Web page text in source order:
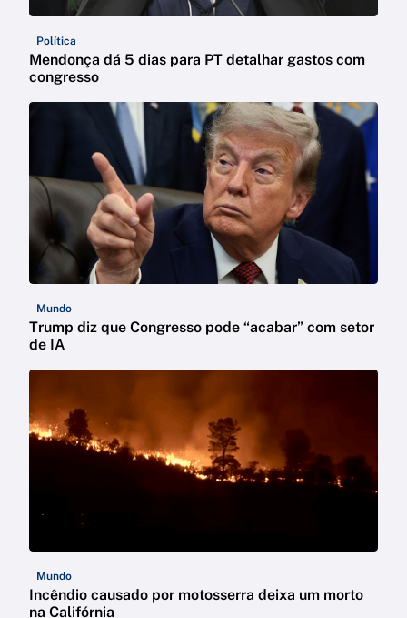
Política
Mendonça dá 5 dias para PT detalhar gastos com
congresso
Mundo
Trump diz que Congresso pode “acabar” com setor
de IA
Mundo
Incêndio causado por motosserra deixa um morto
na Califórnia